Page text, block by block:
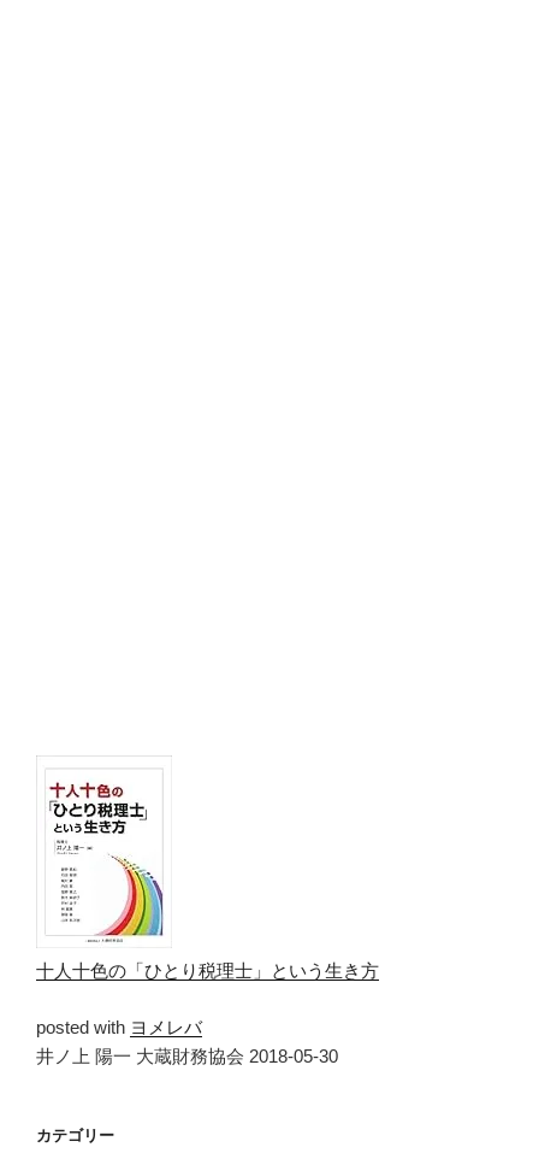
十人十色の「ひとり税理士」という生き方
posted with ヨメレバ
井ノ上 陽一 大蔵財務協会 2018-05-30
カテゴリー